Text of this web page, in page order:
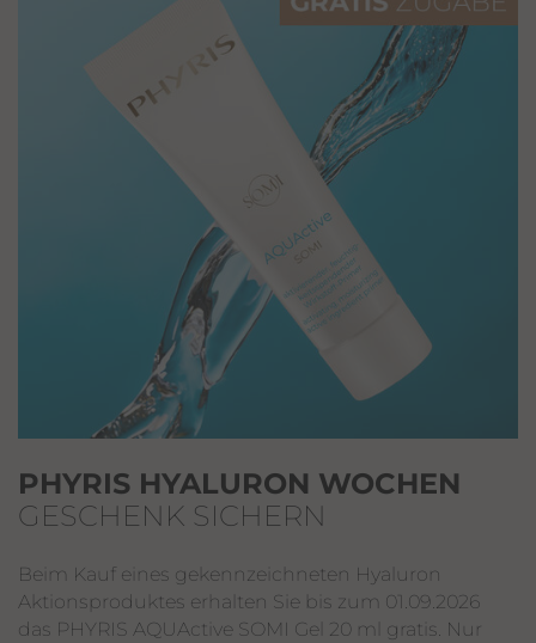
PHYRIS HYALURON WOCHEN
GESCHENK SICHERN
Beim Kauf eines gekennzeichneten Hyaluron
Aktionsproduktes erhalten Sie bis zum 01.09.2026
das PHYRIS AQUActive SOMI Gel 20 ml gratis. Nur